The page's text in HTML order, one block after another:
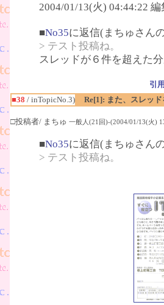
2004/01/13(火) 04:44:22
■No35に返信(まちゅさん
> テスト投稿ね。
スレッドが６件を超えた
引
■38 / inTopicNo.3) Re[1]: また、スレッ
□投稿者/ まちゅ 一般人(21回)-(2004/01/13(火)
■No35に返信(まちゅさん
> テスト投稿ね。